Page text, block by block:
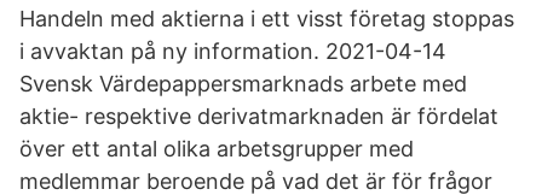
Handeln med aktierna i ett visst företag stoppas
i avvaktan på ny information. 2021-04-14
Svensk Värdepappersmarknads arbete med
aktie- respektive derivatmarknaden är fördelat
över ett antal olika arbetsgrupper med
medlemmar beroende på vad det är för frågor